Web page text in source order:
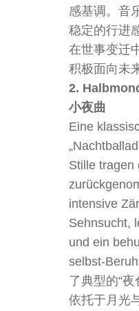
感基调。音
稳定的行进
在世事变迁
积极面向未
2.
小夜曲
Eine
Stille tragen
intensive
Sehnsucht,
und ein
selbst-
了典型的“夜
依托于月光